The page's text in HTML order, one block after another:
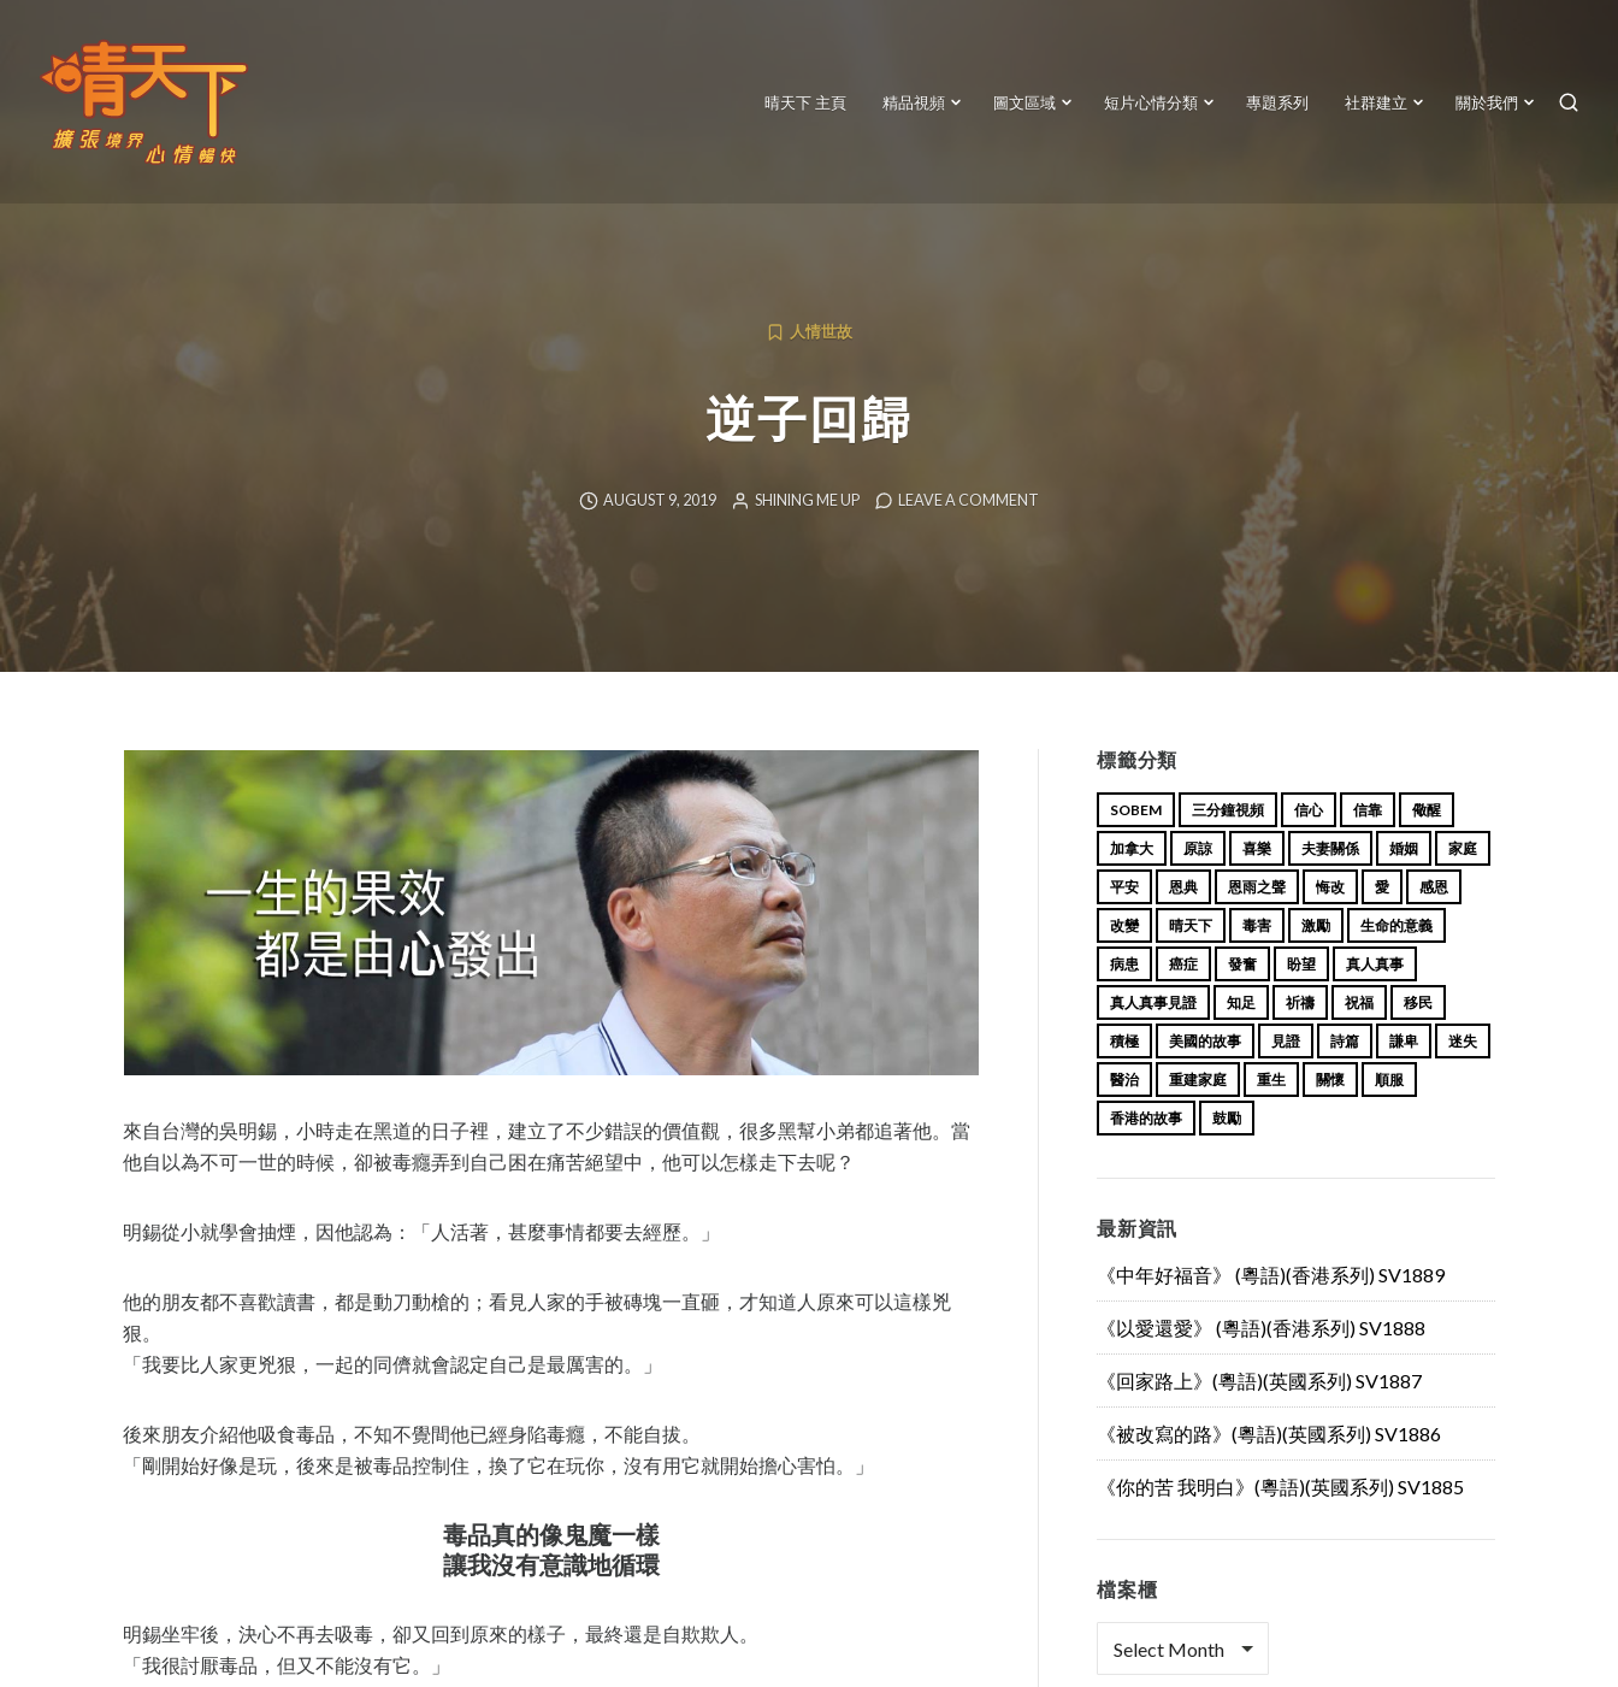
content
晴天下 主頁 精品視頻 圖文區域 短片心情分類 專題系列 社群建立 關於我們
人情世故
逆子回歸
AUGUST 9, 2019 SHINING ME UP LEAVE A COMMENT
來自台灣的吳明錫，小時走在黑道的日子裡，建立了不少錯誤的價值觀，很多黑幫小弟都追著他。當
他自以為不可一世的時候，卻被毒癮弄到自己困在痛苦絕望中，他可以怎樣走下去呢？
明錫從小就學會抽煙，因他認為：「人活著，甚麼事情都要去經歷。」
他的朋友都不喜歡讀書，都是動刀動槍的；看見人家的手被磚塊一直砸，才知道人原來可以這樣兇
狠。
「我要比人家更兇狠，一起的同儕就會認定自己是最厲害的。」
後來朋友介紹他吸食毒品，不知不覺間他已經身陷毒癮，不能自拔。
「剛開始好像是玩，後來是被毒品控制住，換了它在玩你，沒有用它就開始擔心害怕。」
毒品真的像鬼魔一樣
讓我沒有意識地循環
明錫坐牢後，決心不再去吸毒，卻又回到原來的樣子，最終還是自欺欺人。
「我很討厭毒品，但又不能沒有它。」
標籤分類
SOBEM 三分鐘視頻 信心 信靠 儆醒
加拿大 原諒 喜樂 夫妻關係 婚姻 家庭
平安 恩典 恩雨之聲 悔改 愛 感恩
改變 晴天下 毒害 激勵 生命的意義
病患 癌症 發奮 盼望 真人真事
真人真事見證 知足 祈禱 祝福 移民
積極 美國的故事 見證 詩篇 謙卑 迷失
醫治 重建家庭 重生 關懷 順服
香港的故事 鼓勵
最新資訊
《中年好福音》 (粵語)(香港系列) SV1889
《以愛還愛》 (粵語)(香港系列) SV1888
《回家路上》(粵語)(英國系列) SV1887
《被改寫的路》(粵語)(英國系列) SV1886
《你的苦 我明白》(粵語)(英國系列) SV1885
檔案櫃